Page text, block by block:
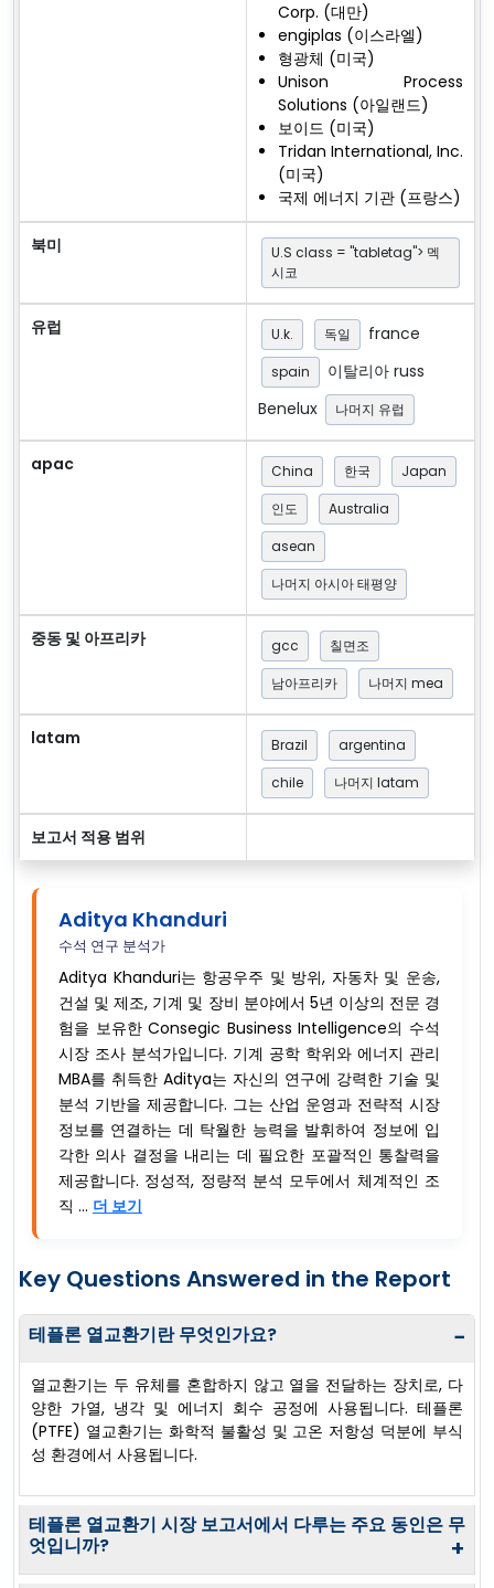
Corp. (대만)
engiplas (이스라엘)
형광체 (미국)
Unison Process
Solutions (아일랜드)
보이드 (미국)
Tridan International, Inc.
(미국)
국제 에너지 기관 (프랑스)
북미
U.S class = "tabletag"> 멕
시코
유럽 U.k. 독일 france
spain
이탈리아 russ
Benelux
나머지 유럽
apac China 한국
Japan
인도
Australia
asean
나머지 아시아 태평양
중동 및 아프리카 gcc
칠면조
남아프리카
나머지 mea
latam Brazil
argentina
chile
나머지 latam
보고서 적용 범위
Aditya Khanduri
수석 연구 분석가
Aditya Khanduri는 항공우주 및 방위, 자동차 및 운송,
건설 및 제조, 기계 및 장비 분야에서 5년 이상의 전문 경
험을 보유한 Consegic Business Intelligence의 수석
시장 조사 분석가입니다. 기계 공학 학위와 에너지 관리
MBA를 취득한 Aditya는 자신의 연구에 강력한 기술 및
분석 기반을 제공합니다. 그는 산업 운영과 전략적 시장
정보를 연결하는 데 탁월한 능력을 발휘하여 정보에 입
각한 의사 결정을 내리는 데 필요한 포괄적인 통찰력을
제공합니다. 정성적, 정량적 분석 모두에서 체계적인 조
직 ... 더 보기
Key Questions Answered in the Report
테플론 열교환기란 무엇인가요? −
열교환기는 두 유체를 혼합하지 않고 열을 전달하는 장치로, 다
양한 가열, 냉각 및 에너지 회수 공정에 사용됩니다. 테플론
(PTFE) 열교환기는 화학적 불활성 및 고온 저항성 덕분에 부식
성 환경에서 사용됩니다.
테플론 열교환기 시장 보고서에서 다루는 주요 동인은 무
엇입니까?
+